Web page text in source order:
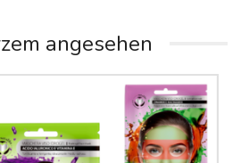
angesehen